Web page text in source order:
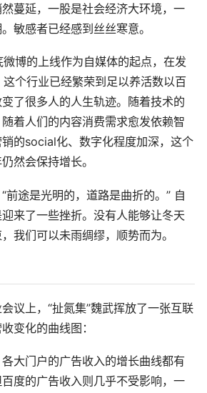
蔓延，一股是社会经济大环境，一
敏感者已经感到丝丝寒意。
博的上线作为自媒体的起点，在发
个行业已经繁荣到足以养活数以百
了很多人的人生轨迹。随着技术的
着人们的内容消费需求愈发依赖智
的social化、数字化程度加深，这个
然会保持增长。
前途是光明的，道路是曲折的。” 自
来了一些挫折。没有人能够让冬天
我们可以未雨绸缪，顺势而为。
议上，“扯氮集”魏武挥放了一张互联
变化的曲线图：
大门户的广告收入的增长曲线都有
度的广告收入则几乎不受影响，一